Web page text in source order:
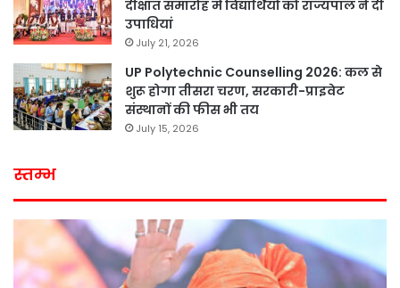
दीक्षांत समारोह में विद्यार्थियों को राज्यपाल ने दी
उपाधियां
July 21, 2026
UP Polytechnic Counselling 2026: कल से
शुरू होगा तीसरा चरण, सरकारी-प्राइवेट
संस्थानों की फीस भी तय
July 15, 2026
स्तम्भ